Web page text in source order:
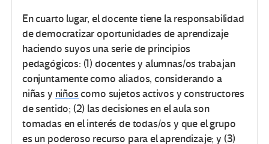
En cuarto lugar, el docente tiene la responsabilidad
de democratizar oportunidades de aprendizaje
haciendo suyos una serie de principios
pedagógicos: (1) docentes y alumnas/os trabajan
conjuntamente como aliados, considerando a
niñas y niñoscomo sujetos activos y constructores
de sentido; (2) las decisiones en el aula son
tomadas en el interés de todas/os y que el grupo
es un poderoso recurso para el aprendizaje; y (3)